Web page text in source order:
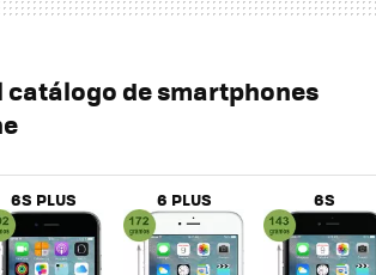
catálogo de smartphones
6S PLUS 6 PLUS 6S